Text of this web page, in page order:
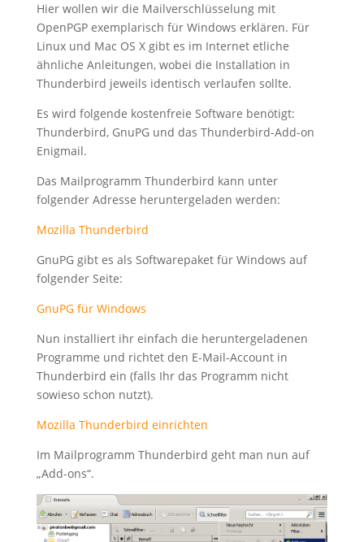
Hier wollen wir die Mailverschlüsselung mit
OpenPGP exemplarisch für Windows erklären. Für
Linux und Mac OS X gibt es im Internet etliche
ähnliche Anleitungen, wobei die Installation in
Thunderbird jeweils identisch verlaufen sollte.
Es wird folgende kostenfreie Software benötigt:
Thunderbird, GnuPG und das Thunderbird-Add-on
Enigmail.
Das Mailprogramm Thunderbird kann unter
folgender Adresse heruntergeladen werden:
Mozilla Thunderbird
GnuPG gibt es als Softwarepaket für Windows auf
folgender Seite:
GnuPG für Windows
Nun installiert ihr einfach die heruntergeladenen
Programme und richtet den E-Mail-Account in
Thunderbird ein (falls Ihr das Programm nicht
sowieso schon nutzt).
Mozilla Thunderbird einrichten
Im Mailprogramm Thunderbird geht man nun auf
„Add-ons“.